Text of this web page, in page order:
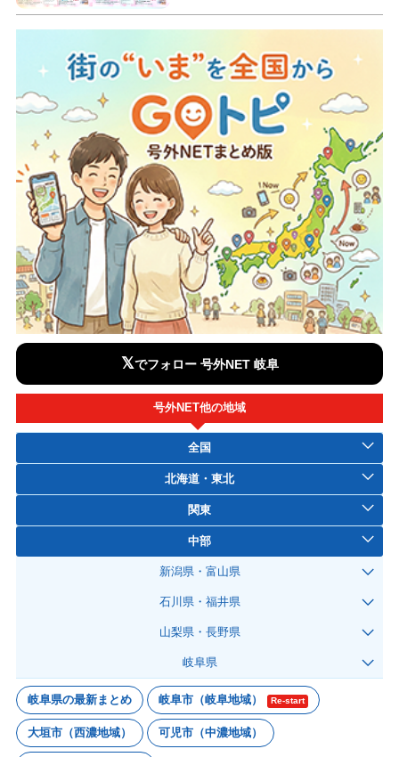
𝕏でフォロー 号外NET 岐阜
号外NET他の地域
全国
北海道・東北
関東
中部
新潟県・富山県
石川県・福井県
山梨県・長野県
岐阜県
岐阜県の最新まとめ 岐阜市（岐阜地域） Re-start
大垣市（西濃地域） 可児市（中濃地域）